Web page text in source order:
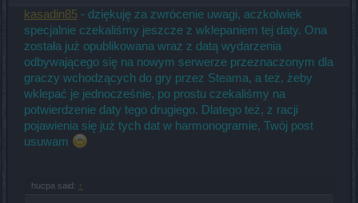
kasadin85 - dziękuję za zwrócenie uwagi, aczkolwiek
specjalnie czekaliśmy jeszcze z wklepaniem tej daty. Ona
została już opublikowana wraz z datą wydarzenia
odbywającego się na nowym serwerze przeznaczonym dla
graczy wchodzących do gry przez Steama, a też, żeby
wklepać je jednocześnie, po prostu czekaliśmy na
potwierdzenie daty tego drugiego. Dlatego też, z racji
pojawienia się już tych dat w harmonogramie, Twój post
usuwam
hucpa said: ↑